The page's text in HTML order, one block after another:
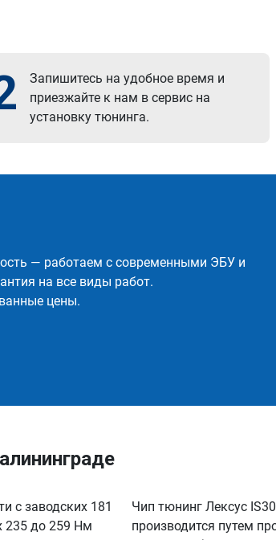
Запишитесь на удобное время и
приезжайте к нам в сервис на
установку тюнинга.
— работаем с современными ЭБУ и
на все виды работ.
цены.
с заводских 181
235 до 259 Нм
Чип тюнинг Лексус
производится путем